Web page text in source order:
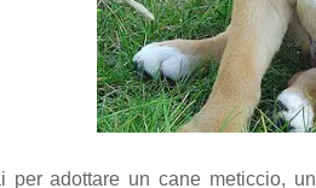
per adottare un cane meticcio,